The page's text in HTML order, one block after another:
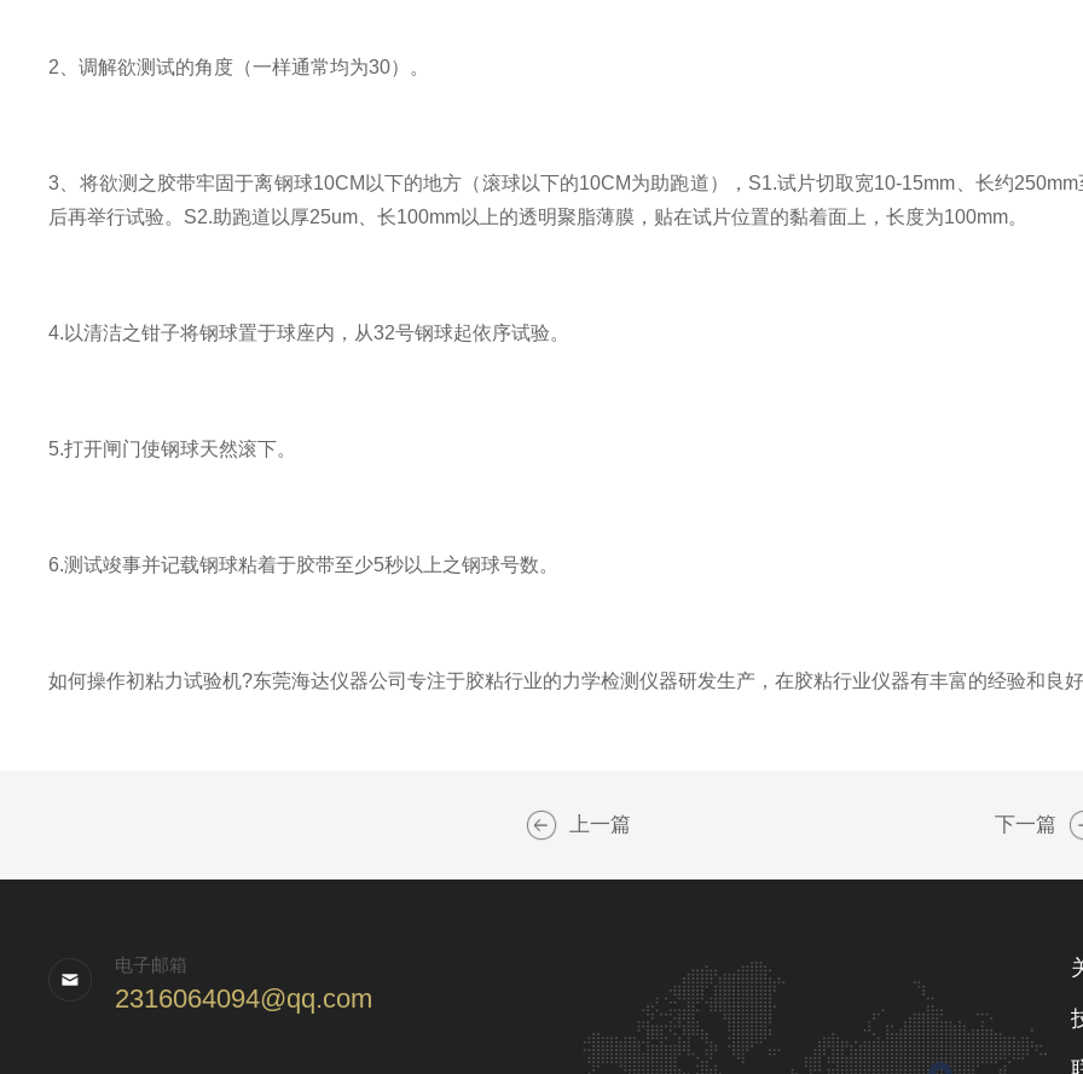
2、调解欲测试的角度（一样通常均为30）。
3、将欲测之胶带牢固于离钢球10CM以下的地方（滚球以下的10CM为助跑道），S1.试片切取宽10-15mm、长约
后再举行试验。S2.助跑道以厚25um、长100mm以上的透明聚脂薄膜，贴在试片位置的黏着面上，长度为100mm。
4.以清洁之钳子将钢球置于球座内，从32号钢球起依序试验。
5.打开闸门使钢球天然滚下。
6.测试竣事并记载钢球粘着于胶带至少5秒以上之钢球号数。
如何操作初粘力试验机?东莞海达仪器公司专注于胶粘行业的力学检测仪器研发生产，在胶粘行业仪器有丰富的经验和良
上一篇 下一篇
电子邮箱
2316064094@qq.com